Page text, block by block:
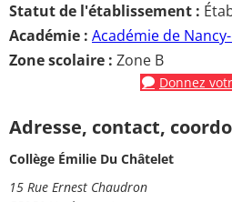
Statut de l'établissement :
Académie : Académie de
Zone scolaire : Zone B
Donnez
Adresse, contact,
Collège Émilie Du Châtelet
15 Rue Ernest Chaudron